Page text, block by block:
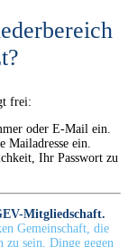
frei:
oder E-Mail ein.
Mailadresse ein.
Ihr Passwort zu
Mitgliedschaft.
Gemeinschaft, die
zu sein, Dinge gegen